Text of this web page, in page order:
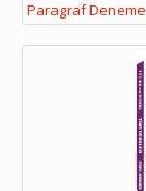
Paragraf Deneme